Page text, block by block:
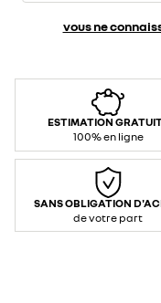
vous ne
ESTIMATION
100% en ligne
SANS OBLIGATION
de votre part